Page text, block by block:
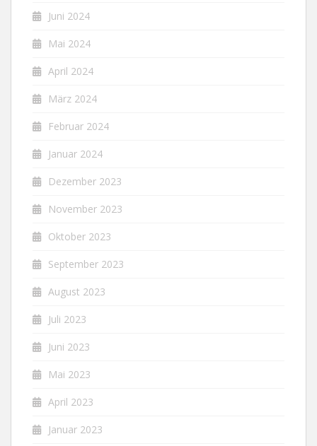
Juni 2024
Mai 2024
April 2024
März 2024
Februar 2024
Januar 2024
Dezember 2023
November 2023
Oktober 2023
September 2023
August 2023
Juli 2023
Juni 2023
Mai 2023
April 2023
Januar 2023